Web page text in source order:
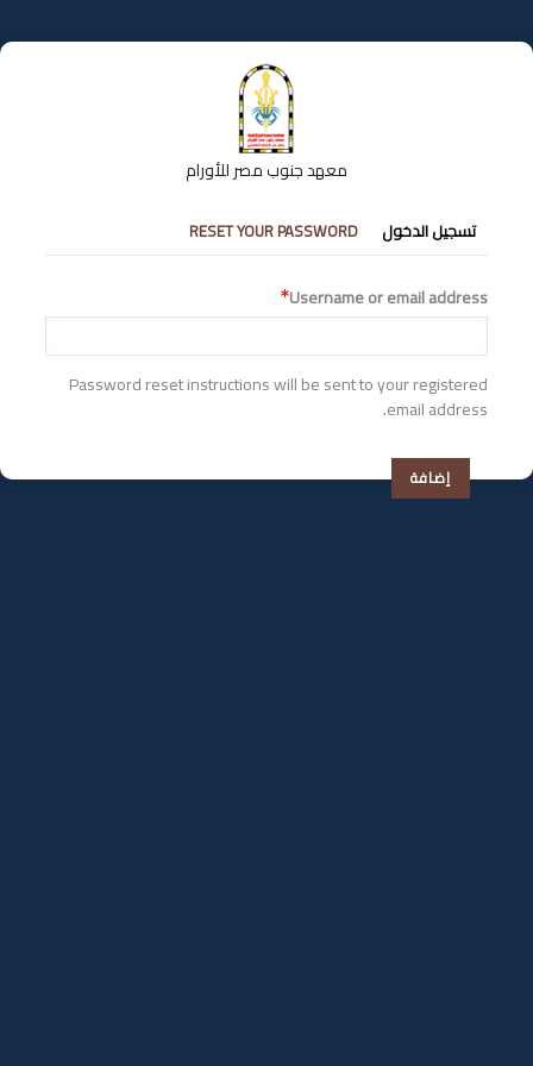
إلى
المحتوى
معهد جنوب مصر للأورام
التبويبات
الأساسية
تسجيل الدخول RESET YOUR PASSWORD
Username or email address
Password reset instructions will be sent to your registered
email address.